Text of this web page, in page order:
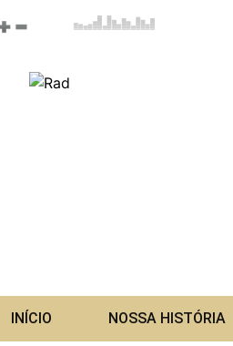
INÍCIO NOSSA HISTÓRIA